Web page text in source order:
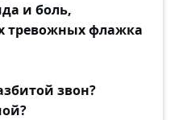
и боль,
тревожных флажка
звон?